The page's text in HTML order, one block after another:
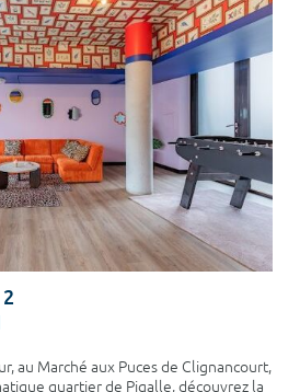
au Marché aux Puces de Clignancourt,
quartier de Pigalle, découvrez la